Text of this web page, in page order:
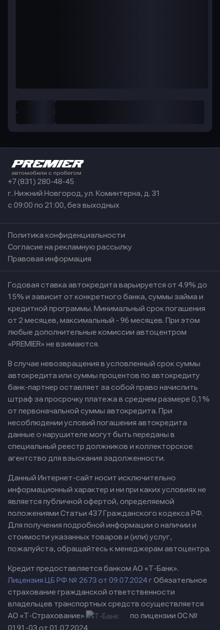
+7 (831) 280-48-45
г. Нижний Новгород, ул. Коминтерна, д. 31
с 09:00 по 21:00, без выходных
Политика конфиденциальности
Согласие на рекламную рассылку
Правовая информация
Годовая ставка автокредита варьируется от 4.9% до
15% и зависит от конкретного банка, суммы займа и
кредитной программы. Минимальный срок погашения
от 2 месяцев, максимальный - 96 месяцев. При этом
любые дополнительные комиссии автоцентром
«PREMIER» не взимаются.
В случае невозвращения в условленный срок суммы
автокредита или суммы процентов по автокредиту
банк-партнер оставляет за собой право начислить
штраф за просрочку платежа в среднем размере 0,1%
от первоначальной суммы автокредита. При
несоблюдении условий погашения автокредита
данные о нарушителе могут быть переданы в
специальный реестр должников и коллекторское
агентство для взыскания задолженности.
Данный Интернет-сайт носит исключительно
информационный характер и ни при каких условиях не
является публичной офертой, определяемой
положениями Статьи 437 Гражданского кодекса РФ.
Для получения подробной информации о наличии и
стоимости указанных товаров и (или) услуг,
пожалуйста, обращайтесь к менеджерам автоцентра.
Кредит предоставляется банком АО «Т-Банк».
Лицензия ЦБ РФ № 2673 от 09.07.2024 гОбязательное
страхование гражданской ответственности
владельцев транспортных средств осуществляется
АО «Т-Страхование»
по лицензии ОС №
0191-03 от 01.07.2024